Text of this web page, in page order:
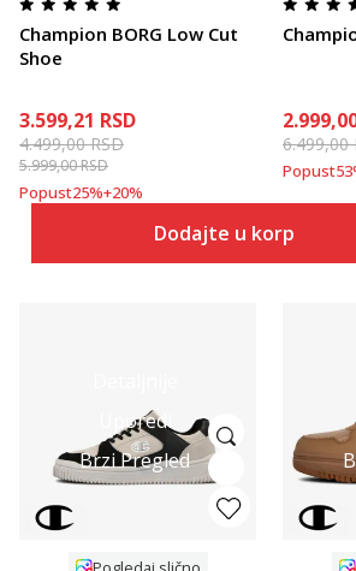
Champion BORG Low Cut
Shoe
3.599,21 RSD
4.499,00RSD
5.999,00RSD
Popust25%+20%
Dodajte u korpu
6.499,00
Popust53
Uporedi
Brzi Pregled